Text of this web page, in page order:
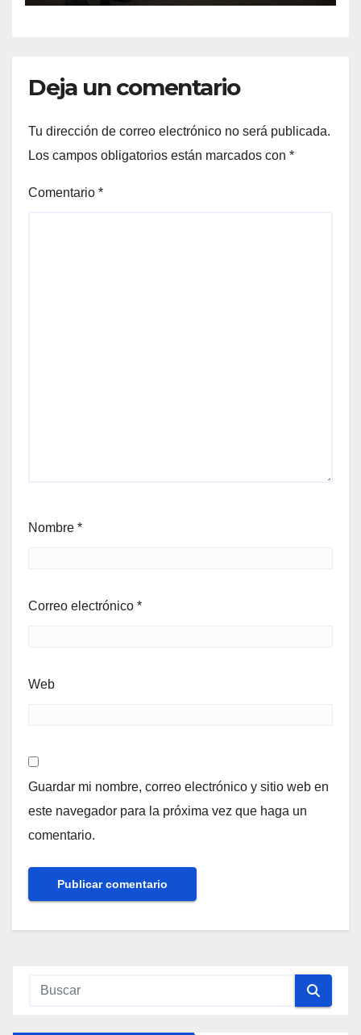
del cáncer
Deja un comentario
Tu dirección de correo electrónico no será publicada.
Los campos obligatorios están marcados con *
Comentario *
Nombre *
Correo electrónico *
Web
Guardar mi nombre, correo electrónico y sitio web en
este navegador para la próxima vez que haga un
comentario.